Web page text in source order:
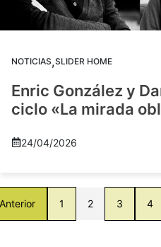
NOTICIAS,SLIDER HOME
Enric González y
ciclo «La mirada
24/04/2026
1 2 3 4